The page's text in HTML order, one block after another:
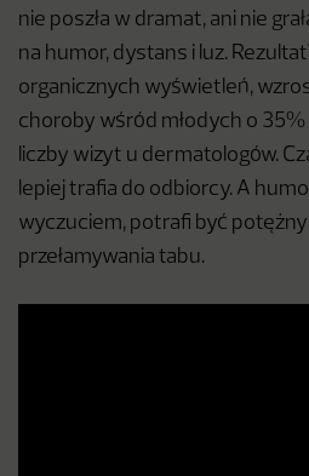
nie poszła w dramat, ani nie
na humor, dystans i luz.
organicznych wyświetleń,
choroby wśród młodych o
liczby wizyt u dermatologów.
lepiej trafia do odbiorcy. A
wyczuciem, potrafi być
przełamywania tabu.